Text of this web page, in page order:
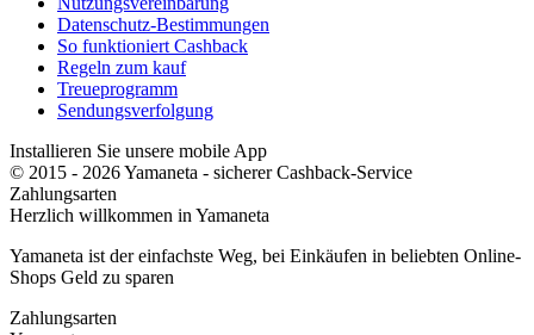
Datenschutz-Bestimmungen
So funktioniert Cashback
Regeln zum kauf
Treueprogramm
Sendungsverfolgung
Installieren Sie unsere mobile App
© 2015 - 2026 Yamaneta - sicherer Cashback-Service
Zahlungsarten
Herzlich willkommen in Yamaneta
Yamaneta ist der einfachste Weg, bei Einkäufen in beliebten Online-
Shops Geld zu sparen
Zahlungsarten